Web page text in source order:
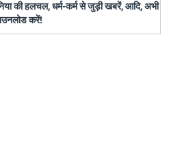
की हलचल, धर्म-कर्म से जुड़ी खबरें, आदि, अभी
करें!